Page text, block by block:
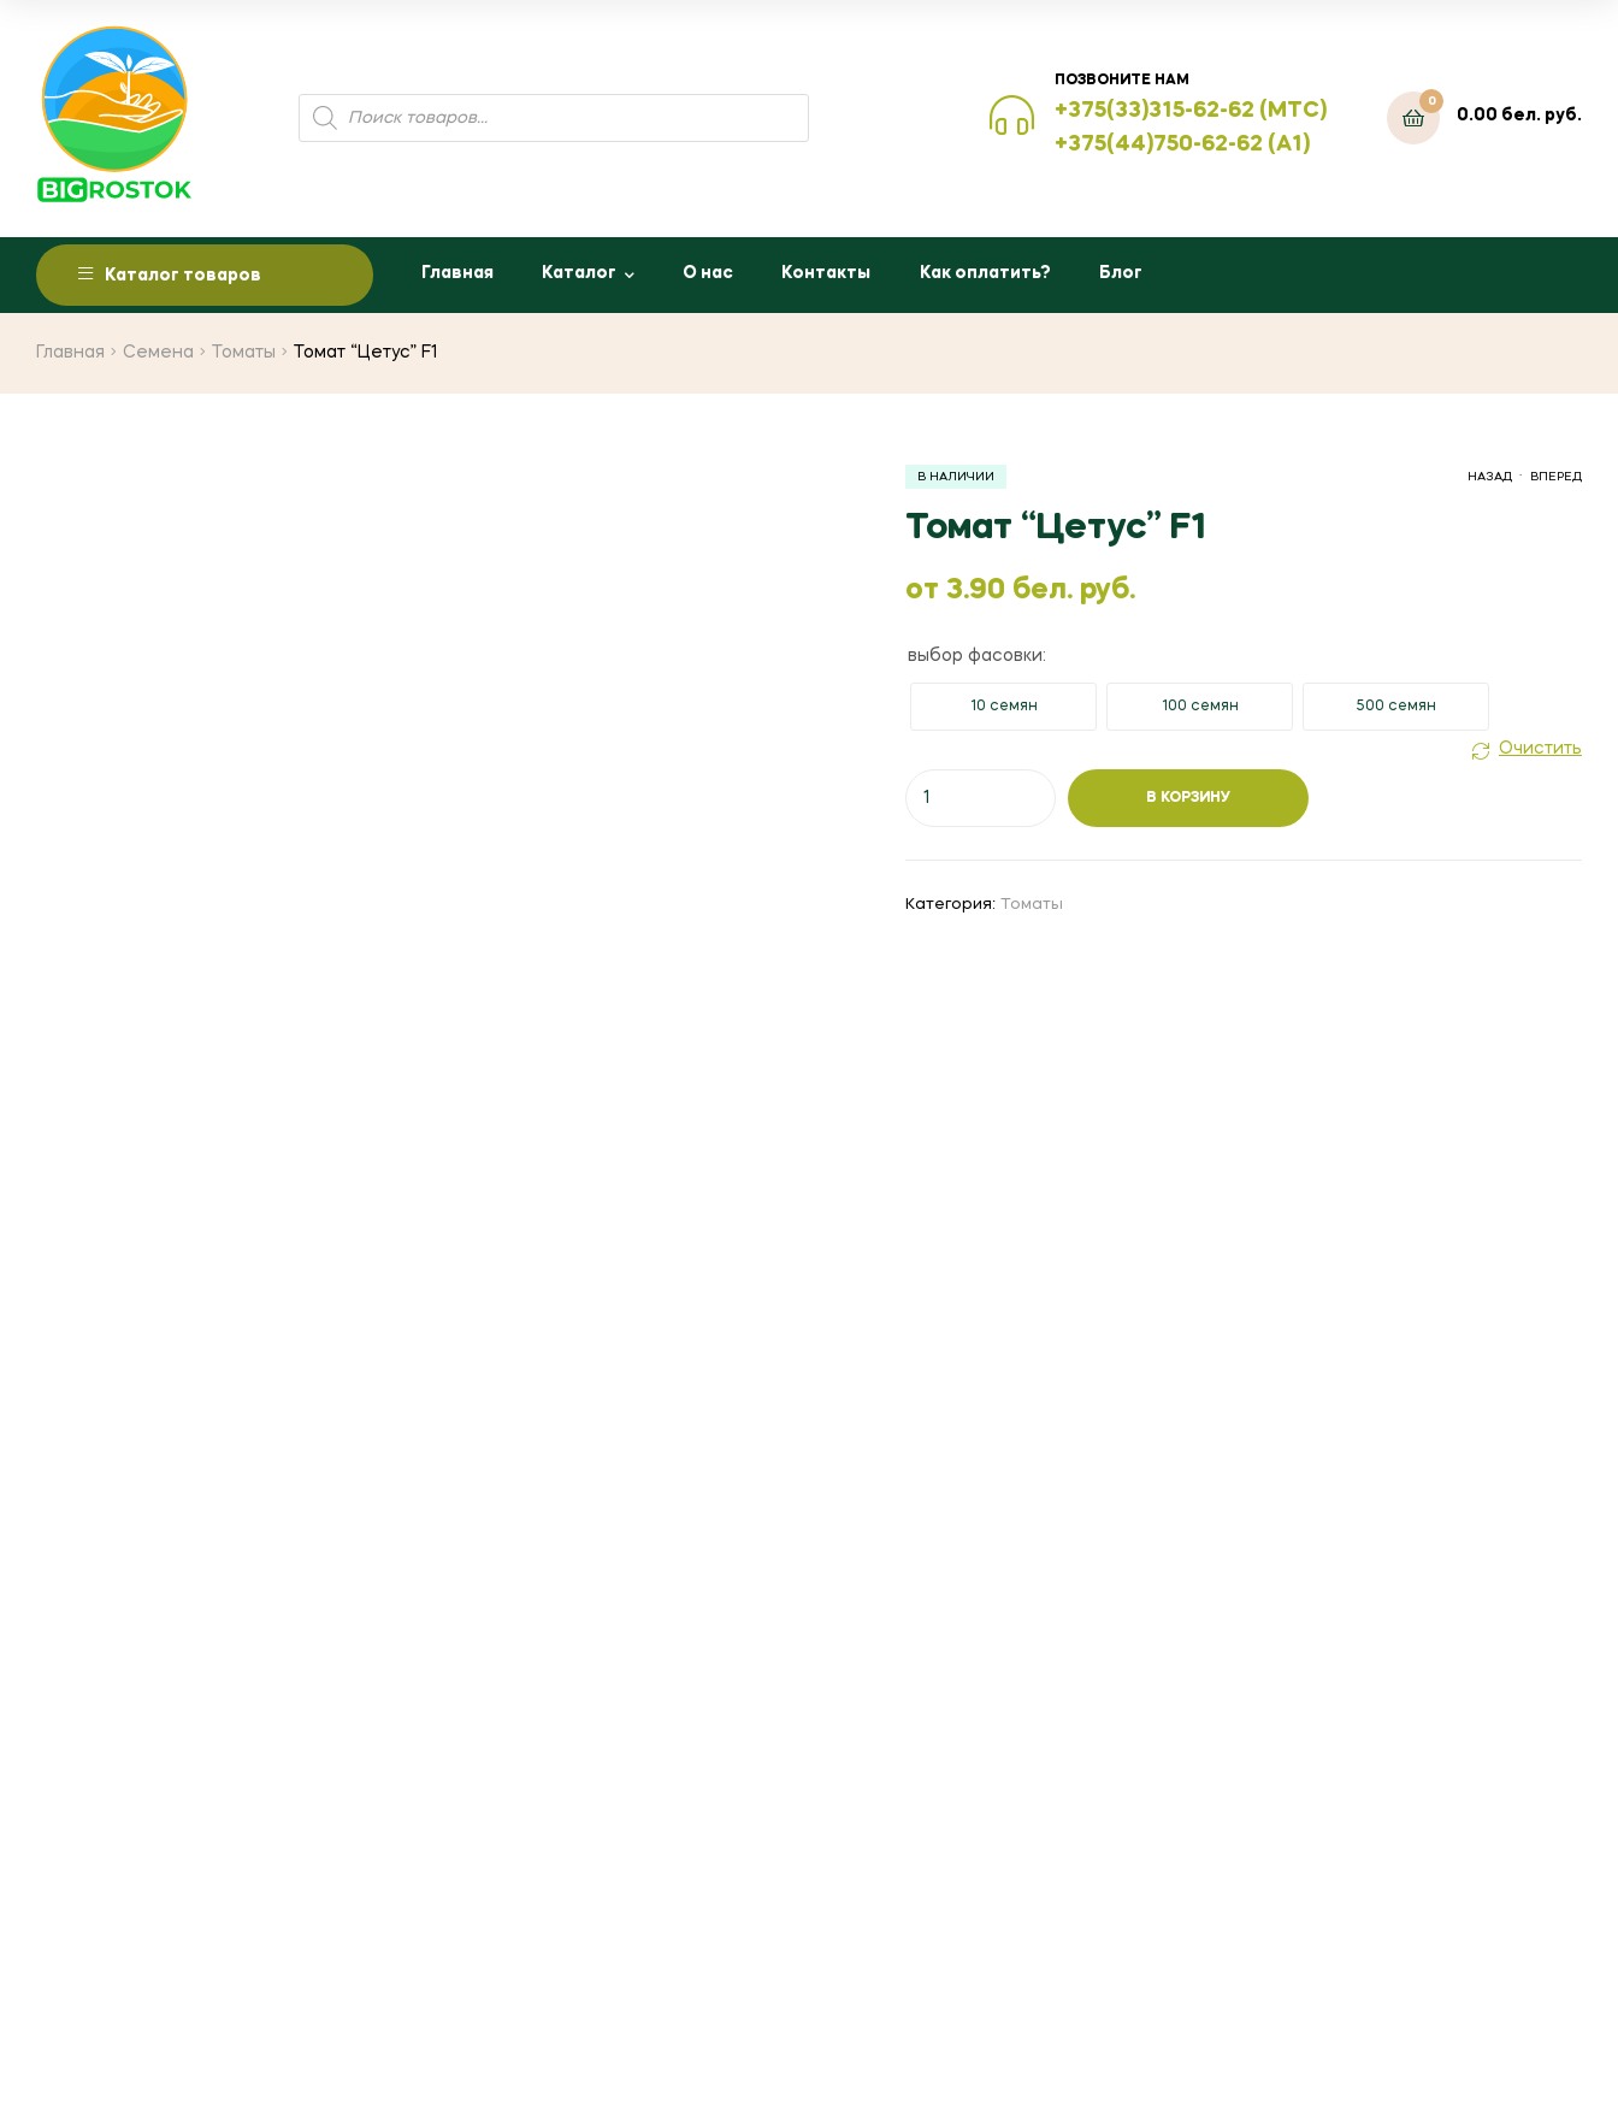
Поиск
товаров
ПОЗВОНИТЕ НАМ
+375(33)315-62-62 (МТС)
+375(44)750-62-62 (А1)
0
0.00 бел. руб.
Каталог товаров Главная Каталог О нас Контакты Как оплатить? Блог
Главная Семена Томаты Томат “Цетус” F1
НАЗАД ВПЕРЕД
В НАЛИЧИИ
Томат “Цетус” F1
oт 3.90 бел. руб.
выбор фасовки:
10 семян 100 семян 500 семян
Очистить
F1
В КОРЗИНУ
Категория: Томаты